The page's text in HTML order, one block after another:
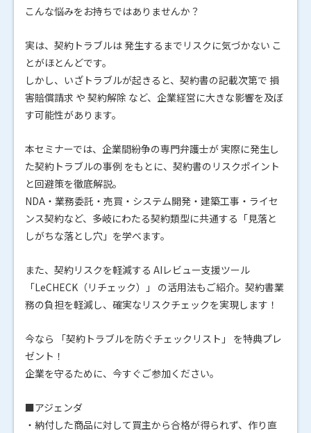
こんな悩みをお持ちではありませんか？
実は、契約トラブルは 発生するまでリスクに気づかない こ
とがほとんどです。
しかし、いざトラブルが起きると、契約書の記載次第で 損
害賠償請求 や 契約解除 など、企業経営に大きな影響を及ぼ
す可能性があります。
本セミナーでは、企業間紛争の専門弁護士が 実際に発生し
た契約トラブルの事例 をもとに、契約書のリスクポイント
と回避策を徹底解説。
NDA・業務委託・売買・システム開発・建築工事・ライセ
ンス契約など、多岐にわたる契約類型に共通する「見落と
しがちな落とし穴」を学べます。
また、契約リスクを軽減する AIレビュー支援ツール
「LeCHECK（リチェック）」 の活用法もご紹介。契約書業
務の負担を軽減し、確実なリスクチェックを実現します！
今なら 「契約トラブルを防ぐチェックリスト」 を特典プレ
ゼント！
企業を守るために、今すぐご参加ください。
■アジェンダ
・納付した商品に対して買主から合格が得られず、作り直